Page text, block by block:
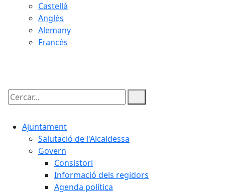
Castellà
Anglès
Alemany
Francès
Cercar:
Ajuntament
Salutació de l'Alcaldessa
Govern
Consistori
Informació dels regidors
Agenda política